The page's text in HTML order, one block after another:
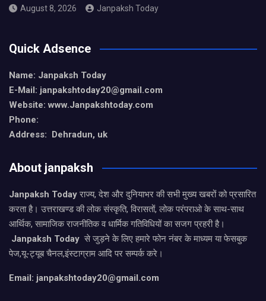
August 8, 2026 Janpaksh Today
Quick Adsence
Name: Janpaksh Today
E-Mail: janpakshtoday20@gmail.com
Website: www.Janpakshtoday.com
Phone:
Address: Dehradun, uk
About janpaksh
Janpaksh Todayराज्य, देश और दुनियाभर की सभी मुख्य खबरों को प्रसारित
करता है। उत्तराखण्ड की लोक संस्कृति, विरासतों, लोक परंपराओ के साथ-साथ
आर्थिक, सामाजिक राजनीतिक व धार्मिक गतिविधियों का सजग प्रहरी है।
Janpaksh Today से जुड़ने के लिए हमारे फोन नंबर के माध्यम या फेसबुक
पेज,यू-ट्यूब चैनल,इंस्टाग्राम आदि पर सम्पर्क करे।
Email: janpakshtoday20@gmail.com